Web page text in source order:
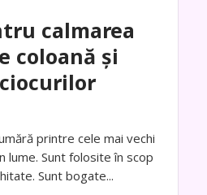
calmarea
coloană și
printre cele mai vechi
lume. Sunt folosite în scop
Sunt bogate...